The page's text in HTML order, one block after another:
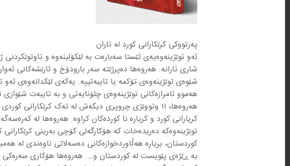
پەرتووکی کرێکارانی کورد لە تاران
ئەو توێژینەوەیەی ئێستا سەبارەت بە لێکۆلینەوە و
شاری تارانە. هەروەها دەپرژێتە سەر بارودۆخ و ئارێشەکانی
شێوەی توێژینەوەی تۆکمە یا تایبەتییە. یەکەی لێکدانەوەی
هەروەها، ١١ وتووێژی چروپری دیکەش لە تەک
کریارانی کورد و کریارە نا کوردەکان کراوە. هەروەها لە
توێژینەوەکە دەریدەخات کە هۆکارگەلی کۆچی بەرینی
کوردستان، بریارە هەڵاوردخوازەکانی دەسەلاتی ناوەندی لە
بە ڕێژەی پێویست لە کوردستان و…. هەروەها هۆکاری سەرەکی